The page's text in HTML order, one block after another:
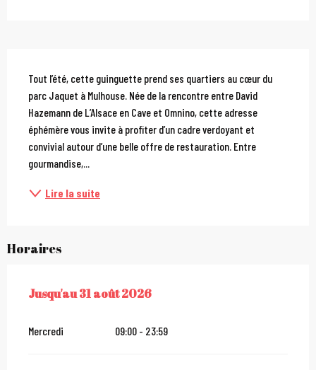
Description
Tout l’été, cette guinguette prend ses quartiers au cœur du
parc Jaquet à Mulhouse. Née de la rencontre entre David
Hazemann de L’Alsace en Cave et Omnino, cette adresse
éphémère vous invite à profiter d’un cadre verdoyant et
convivial autour d’une belle offre de restauration. Entre
gourmandise,...
Lire la suite
Horaires
DU18 JUIN 2026AU31 AOÛT 2026
Jusqu'au31 août 2026
Mercredi 09:00 - 23:59